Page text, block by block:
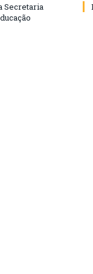
Secretaria